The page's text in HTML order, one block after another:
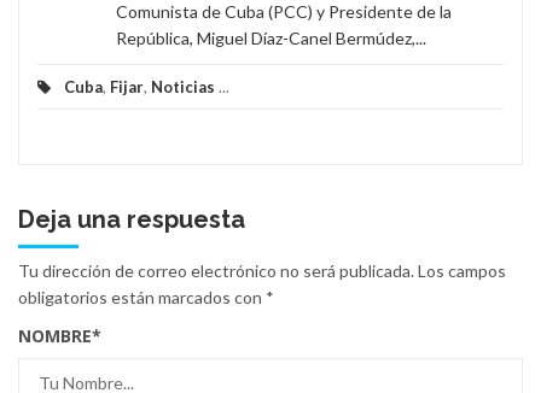
Comunista de Cuba (PCC) y Presidente de la
República, Miguel Díaz-Canel Bermúdez,...
Cuba, Fijar, Noticias ...
Deja una respuesta
Tu dirección de correo electrónico no será publicada.Los campos
obligatorios están marcados con *
NOMBRE*